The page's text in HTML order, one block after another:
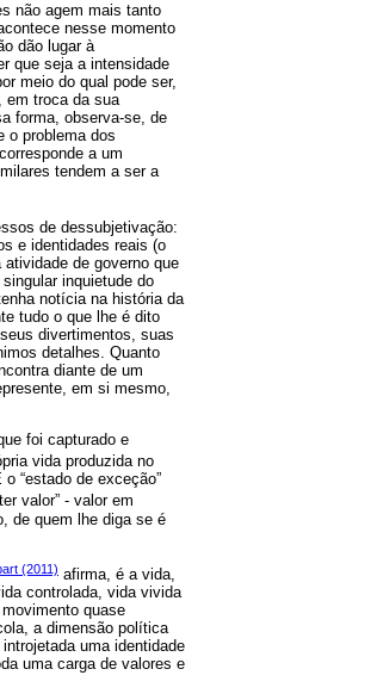
não agem mais tanto
nesse momento
dão lugar à
que seja a intensidade
meio do qual pode ser,
em troca da sua
forma, observa-se, de
o problema dos
a um
tendem a ser a
de dessubjetivação:
e identidades reais (o
de governo que
inquietude do
notícia na história da
tudo o que lhe é dito
divertimentos, suas
detalhes. Quanto
diante de um
em si mesmo,
foi capturado e
vida produzida no
“estado de exceção”
valor” - valor em
de quem lhe diga se é
(2011) afirma, é a vida,
controlada, vida vivida
quase
a dimensão política
uma identidade
uma carga de valores e